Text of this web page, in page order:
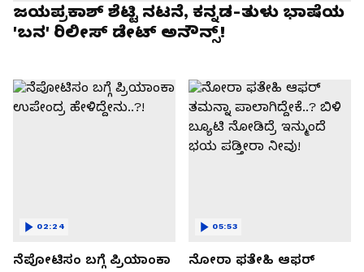
ಜಯಪ್ರಕಾಶ್ ಶೆಟ್ಟಿ ನಟನೆ, ಕನ್ನಡ-ತುಳು ಭಾಷೆಯ
'ಬನ' ರಿಲೀಸ್ ಡೇಟ್ ಅನೌನ್ಸ್!
ನೆಪೋಟಿಸಂ ಬಗ್ಗೆ ಪ್ರಿಯಾಂಕಾ
02:24
ನೋರಾ ಫತೇಹಿ ಆಫರ್​
05:53